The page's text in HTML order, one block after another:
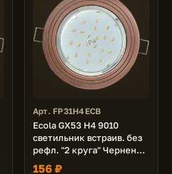
Арт. FP31H4ECB
Ecola GX53 H4 9010
светильник встраив. без
рефл. "2 круга" Черненая
медь 43x115 (к+)
156 ₽